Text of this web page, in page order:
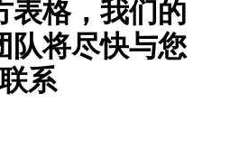
表格，我们的
队将尽快与您
联系